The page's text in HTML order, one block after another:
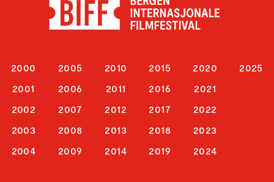
2000
2001
2002
2003
2004
2005
2006
2007
2008
2009
2010
2011
2012
2013
2014
2015
2016
2017
2018
2019
2020
2021
2022
2023
2024
2025